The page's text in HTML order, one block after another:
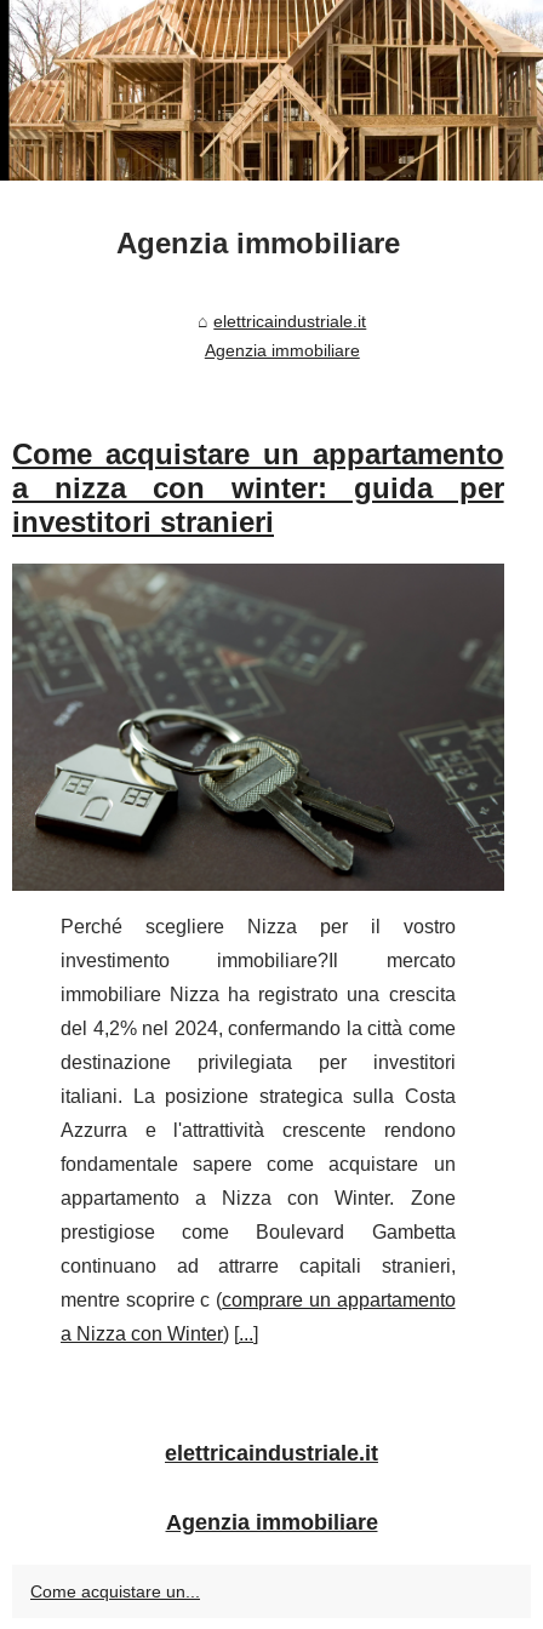
Agenzia immobiliare
elettricaindustriale.it
Agenzia immobiliare
Come acquistare un appartamento
a nizza con winter: guida per
investitori stranieri
Perché scegliere Nizza per il vostro
investimento immobiliare?Il mercato
immobiliare Nizza ha registrato una crescita
del 4,2% nel 2024, confermando la città come
destinazione privilegiata per investitori
italiani. La posizione strategica sulla Costa
Azzurra e l'attrattività crescente rendono
fondamentale sapere come acquistare un
appartamento a Nizza con Winter. Zone
prestigiose come Boulevard Gambetta
continuano ad attrarre capitali stranieri,
mentre scoprire c (comprare un appartamento
a Nizza con Winter) [...]
elettricaindustriale.it
Agenzia immobiliare
Come acquistare un...